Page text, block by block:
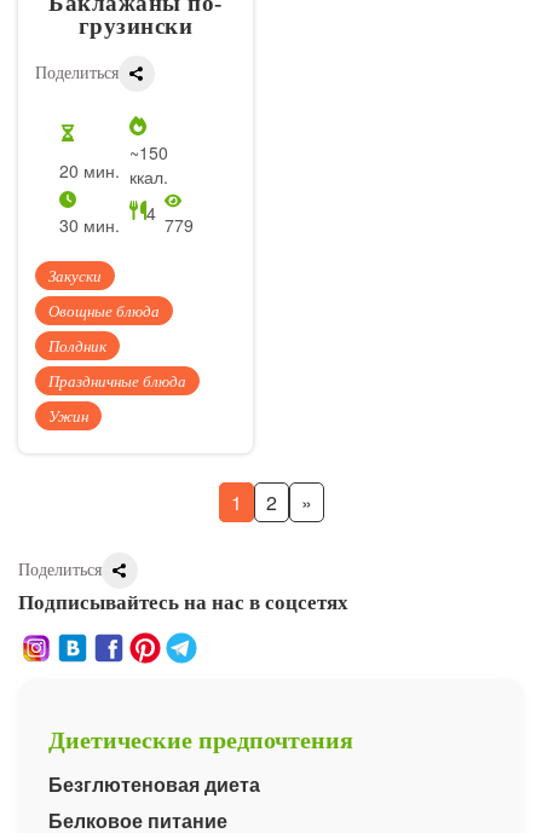
грузински
Поделиться
20 мин.
~150
ккал.
30 мин.
4 779
Закуски
Овощные блюда
Полдник
Праздничные блюда
Ужин
1 2 »
Поделиться
Подписывайтесь на нас в соцсетях
Диетические предпочтения
Безглютеновая диета
Белковое питание